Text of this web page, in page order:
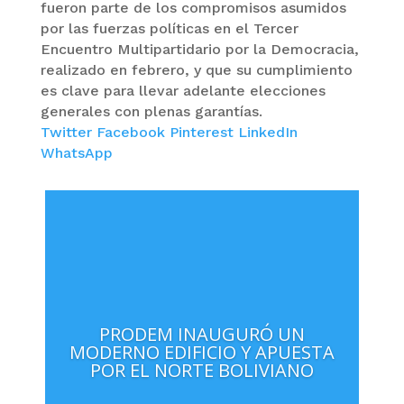
fueron parte de los compromisos asumidos
por las fuerzas políticas en el Tercer
Encuentro Multipartidario por la Democracia,
realizado en febrero, y que su cumplimiento
es clave para llevar adelante elecciones
generales con plenas garantías.
Twitter Facebook Pinterest LinkedIn
WhatsApp
PRODEM INAUGURÓ UN
MODERNO EDIFICIO Y APUESTA
POR EL NORTE BOLIVIANO